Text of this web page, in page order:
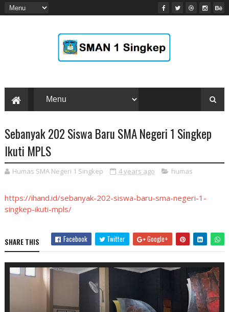
Sebanyak 202 Siswa Baru SMA Negeri 1 Singkep
Ikuti MPLS
Humas SMA Negeri 1 Singkep 4 years ago humas
https://ihand.id/sebanyak-202-siswa-baru-sma-negeri-1-
singkep-ikuti-mpls/
SHARE THIS Facebook Twitter Google+